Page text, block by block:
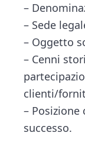
–
– Sede
– Oggetto
– Cenni
clienti/
–
successo.